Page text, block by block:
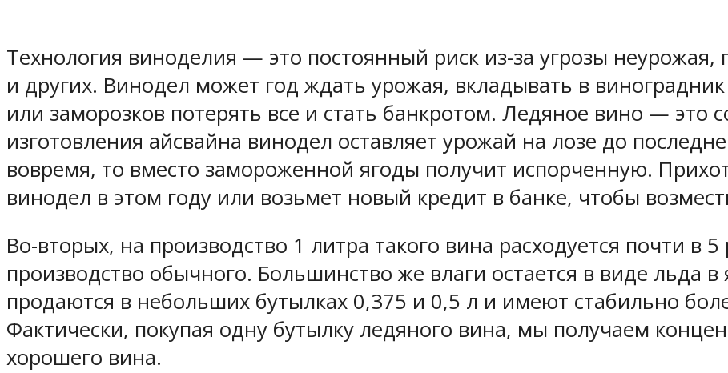
Технология виноделия — это постоянный риск из-за угрозы
и других. Винодел может год ждать урожая, вкладывать в
или заморозков потерять все и стать банкротом. Ледяное вино — это
изготовления айсвайна винодел оставляет урожай на лозе до
вовремя, то вместо замороженной ягоды получит испорченную.
винодел в этом году или возьмет новый кредит в банке, чтобы
Во-вторых, на производство 1 литра такого вина расходуется почти в
производство обычного. Большинство же влаги остается в виде льда
продаются в небольших бутылках 0,375 и 0,5 л и имеют стабильно
Фактически, покупая одну бутылку ледяного вина, мы получаем
хорошего вина.